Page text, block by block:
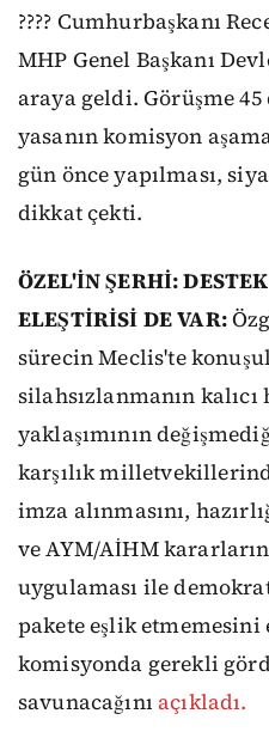
???? Cumhurbaşkanı
MHP Genel Başkanı
araya geldi. Görüşme
yasanın komisyon
gün önce yapılması,
dikkat çekti.
ÖZEL'İN ŞERHİ:
ELEŞTİRİSİ DE VAR:
sürecin Meclis'te
silahsızlanmanın
yaklaşımının
karşılık
imza alınmasını,
ve AYM/AİHM
uygulaması ile
pakete eşlik etmemesini
komisyonda gerekli
savunacağını açıkladı.